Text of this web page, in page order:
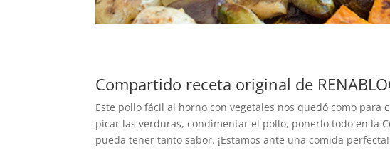
Compartido receta original de
Este pollo fácil al horno con vegetales nos quedó como para
picar las verduras, condimentar el pollo, ponerlo todo en la
pueda tener tanto sabor. ¡Estamos ante una comida perfecta!